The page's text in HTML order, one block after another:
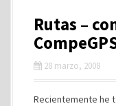
Rutas –
28 marzo, 2008
Recientemente he